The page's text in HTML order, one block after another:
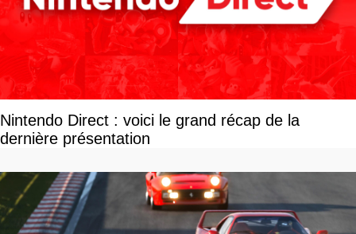
Nintendo Direct : voici le grand récap de la
dernière présentation